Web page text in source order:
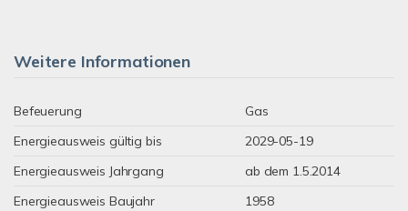
Weitere Informationen
Befeuerung
Gas
Energieausweis gültig bis
2029-05-19
Energieausweis Jahrgang
ab dem 1.5.2014
Energieausweis Baujahr
1958